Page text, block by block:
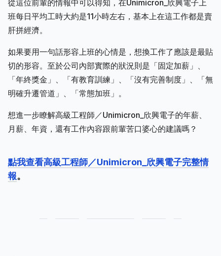
從這位前輩的情報中可以得知，在Unimicron_欣興電子上
班每日平均工時大約是11小時左右，基本上在這工作都是賣
肝拼經濟。
如果要用一句話形容上班的心情是，想換工作了應該是最貼
切的形容。至於公司內部實際的狀況則是「固定加薪」、
「年終獎金」、「有教育訓練」、「沒有完善制度」、「無
明確升遷管道」、「常態加班」。
想進一步瞭解高級工程師／Unimicron_欣興電子的年薪、
月薪、年資，還有工作內容跟前輩苦口婆心的建議嗎？
點我查看高級工程師／Unimicron_欣興電子完整情
報。